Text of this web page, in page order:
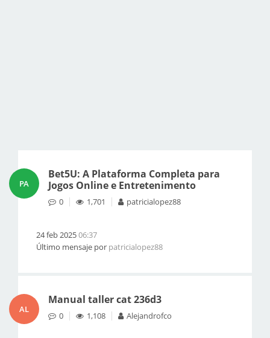
PA
Bet5U: A Plataforma Completa para
Jogos Online e Entretenimento
0 1,701 patricialopez88
24 feb 202506:37
Último mensaje por patricialopez88
AL
Manual taller cat 236d3
0 1,108 Alejandrofco